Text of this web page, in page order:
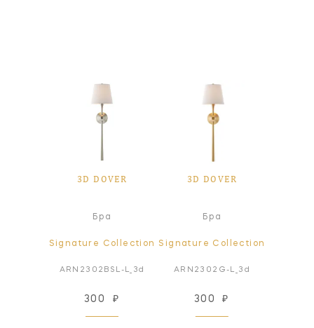
3D DOVER
Бра
Signature Collection
ARN2302BSL-L_3d
300 ₽
3D DOVER
Бра
Signature Collection
ARN2302G-L_3d
300 ₽